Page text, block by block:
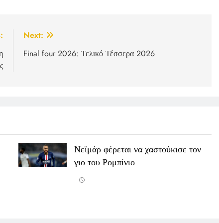
Next:
Final four 2026: Τελικό Τέσσερα 2026
Νεϊμάρ φέρεται να χαστούκισε τον
γιο του Ρομπίνιο